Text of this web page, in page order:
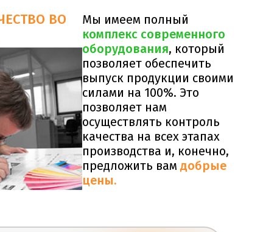
ВО
Мы имеем полный
комплекс современного
оборудования, который
позволяет обеспечить
выпуск продукции своими
силами на 100%. Это
позволяет нам
осуществлять контроль
качества на всех этапах
производства и, конечно,
предложить вам добрые
цены.